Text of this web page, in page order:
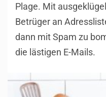
Plage. Mit
Betrüger an
dann mit Spam zu
die lästigen E-Mails.